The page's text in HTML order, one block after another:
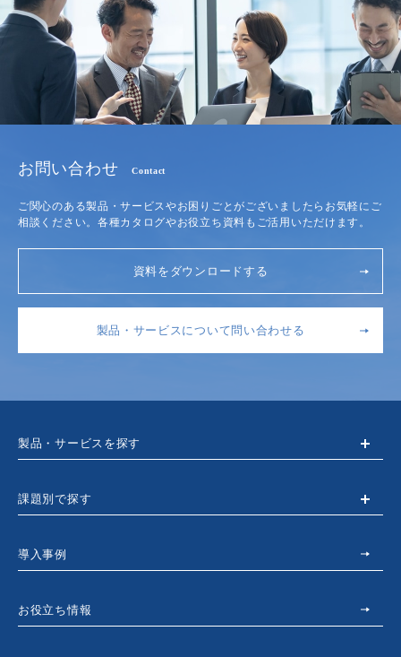
お問い合わせ Contact
ご関心のある製品・サービスやお困りごとがございましたらお気軽にご
相談ください。各種カタログやお役立ち資料もご活用いただけます。
資料をダウンロードする
製品・サービスについて問い合わせる
製品・サービスを探す
課題別で探す
導入事例
お役立ち情報